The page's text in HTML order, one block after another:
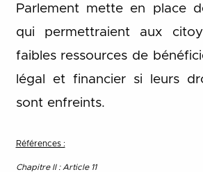
Parlement mette en place
qui permettraient aux
faibles ressources de
légal et financier si leurs
sont enfreints.
Références :
Chapitre II : Article 11